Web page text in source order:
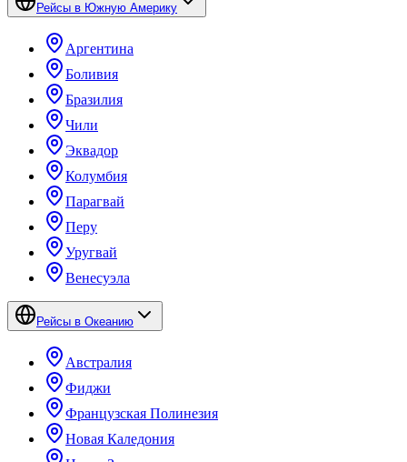
Рейсы в Южную Америку
Аргентина
Боливия
Бразилия
Чили
Эквадор
Колумбия
Парагвай
Перу
Уругвай
Венесуэла
Рейсы в Океанию
Австралия
Фиджи
Французская Полинезия
Новая Каледония